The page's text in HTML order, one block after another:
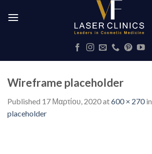
Wireframe placeholder
Published 17 Μαρτίου, 2020at600 × 270in
placeholder